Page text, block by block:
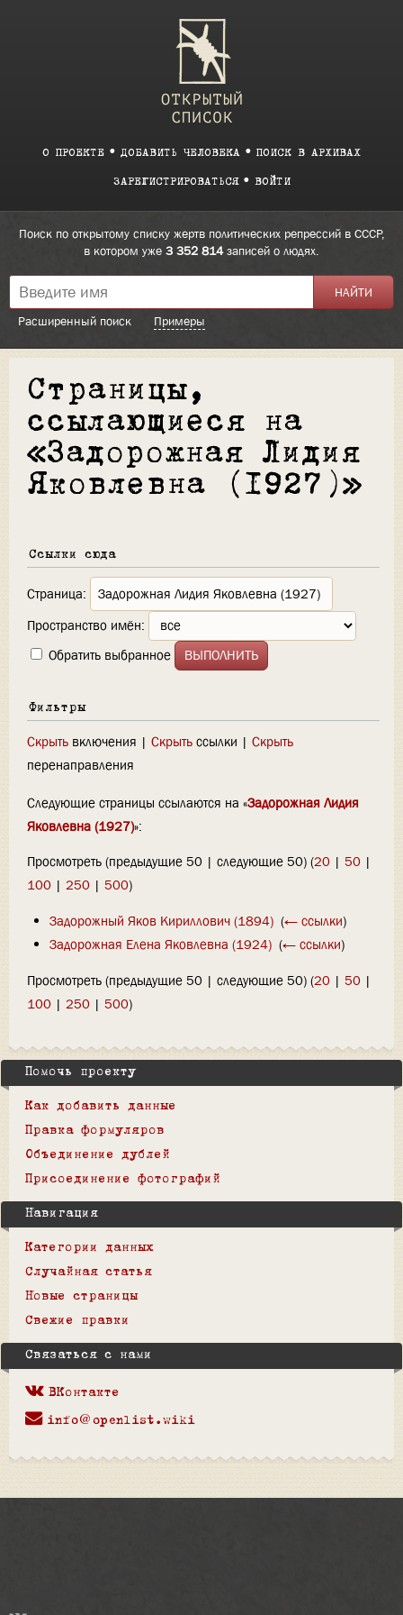
О ПРОЕКТЕ ДОБАВИТЬ ЧЕЛОВЕКА ПОИСК В АРХИВАХ
ЗАРЕГИСТРИРОВАТЬСЯ ВОЙТИ
Поиск по открытому списку жертв политических репрессий в СССР,
в котором уже 3 352 814записей о людях.
Расширенный поиск Примеры
Страницы,
ссылающиеся на
«Задорожная Лидия
Яковлевна (1927)»
Ссылки сюда
Страница:
Пространство имён:
Обратить выбранное
Фильтры
Скрыть включения | Скрыть ссылки | Скрыть
перенаправления
Следующие страницы ссылаются на «Задорожная Лидия
Яковлевна (1927)»:
Просмотреть (предыдущие 50 | следующие 50) (20 | 50 |
100 | 250 | 500)
Задорожный Яков Кириллович (1894)‎ (← ссылки)
Задорожная Елена Яковлевна (1924)‎ (← ссылки)
Просмотреть (предыдущие 50 | следующие 50) (20 | 50 |
100 | 250 | 500)
Помочь проекту
Как добавить данные
Правка формуляров
Объединение дублей
Присоединение фотографий
Навигация
Категории данных
Случайная статья
Новые страницы
Свежие правки
Связаться с нами
ВКонтакте
info@openlist.wiki